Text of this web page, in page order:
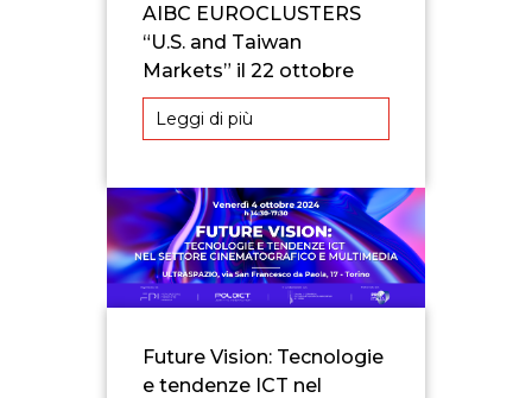
AIBC EUROCLUSTERS
“U.S. and Taiwan
Markets” il 22 ottobre
Leggi di più
Future Vision: Tecnologie
e tendenze ICT nel